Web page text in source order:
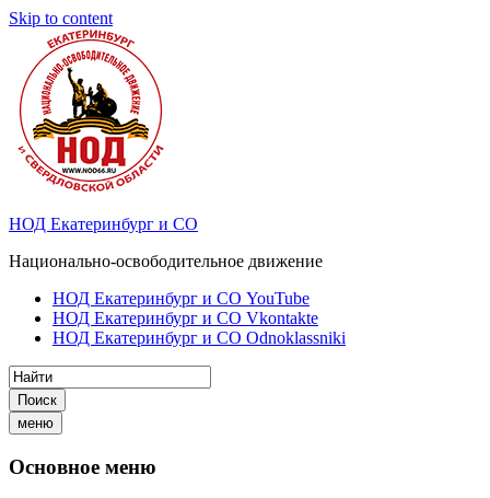
Skip to content
НОД Екатеринбург и СО
Национально-освободительное движение
НОД Екатеринбург и СО YouTube
НОД Екатеринбург и СО Vkontakte
НОД Екатеринбург и СО Odnoklassniki
Поиск
меню
Основное меню